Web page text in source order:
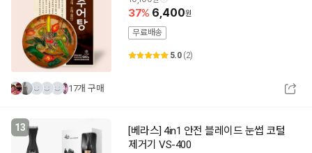
37 6,400
무료배송
5.0 (2)
17개 구매
13
[베라스] 4in1 안전 블레이드 눈썹 코털
제거기 VS-400